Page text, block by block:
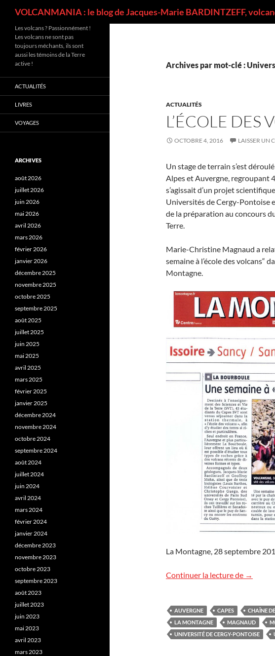
VOLCANMANIA : le blog de Jacques-Marie BARDINTZEFF,
Archives par mot-clé :
ACTUALITÉS
L’ÉCOLE DES
OCTOBRE 4, 2016 LAISSER UN
Un stage de terrain s’est
Alpes et Auvergne, regroupant
s’agissait d’un projet
Universités de Cergy-Pontoise
de la préparation au concours
Terre.
Marie-Christine Magnaud a
semaine à l’école des volcans“
Montagne.
La Montagne, 28 septembre
Continuer la lecture de L’école
→
AUVERGNE CAPES CHAÎNE
LA MONTAGNE
MAGNAUD
UNIVERSITÉ DE CERGY-PONTOISE
Les volcans ? Passionnément !
Les volcans ne sont pas
toujours méchants, ils sont
aussi les témoins de la Terre
active !
ACTUALITÉS
LIVRES
VOYAGES
ARCHIVES
août 2026
juillet 2026
juin 2026
mai 2026
avril 2026
mars 2026
février 2026
janvier 2026
décembre 2025
novembre 2025
octobre 2025
septembre 2025
août 2025
juillet 2025
juin 2025
mai 2025
avril 2025
mars 2025
février 2025
janvier 2025
décembre 2024
novembre 2024
octobre 2024
septembre 2024
août 2024
juillet 2024
juin 2024
avril 2024
mars 2024
février 2024
janvier 2024
décembre 2023
novembre 2023
octobre 2023
septembre 2023
août 2023
juillet 2023
juin 2023
mai 2023
avril 2023
mars 2023